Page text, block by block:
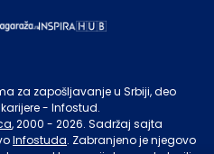
za zapošljavanje u Srbiji, deo
- Infostud.
, 2000 - 2026. Sadržaj sajta
Infostuda. Zabranjeno je njegovo